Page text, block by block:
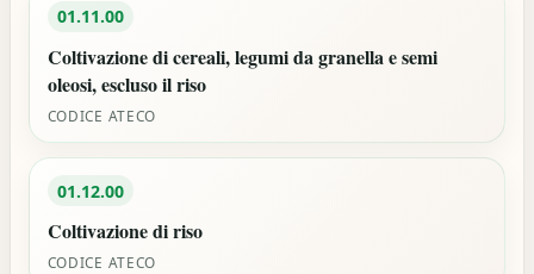
01.11.00
Coltivazione di cereali, legumi da granella e semi
oleosi, escluso il riso
CODICE ATECO
01.12.00
Coltivazione di riso
CODICE ATECO